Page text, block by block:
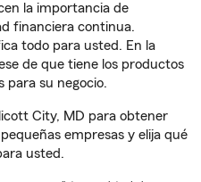
la importancia de
financiera continua.
todo para usted. En la
de que tiene los productos
para su negocio.
City, MD para obtener
empresas y elija qué
usted.